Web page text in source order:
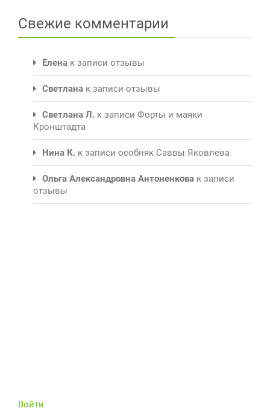
Свежие комментарии
Елена к записи отзывы
Светлана к записи отзывы
Светлана Л. к записи Форты и маяки
Кронштадта
Нина К. к записи особняк Саввы Яковлева
Ольга Александровна Антоненкова к записи
отзывы
Войти